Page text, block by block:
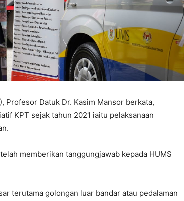
Profesor Datuk Dr. Kasim Mansor berkata,
KPT sejak tahun 2021 iaitu pelaksanaan
memberikan tanggungjawab kepada HUMS
terutama golongan luar bandar atau pedalaman